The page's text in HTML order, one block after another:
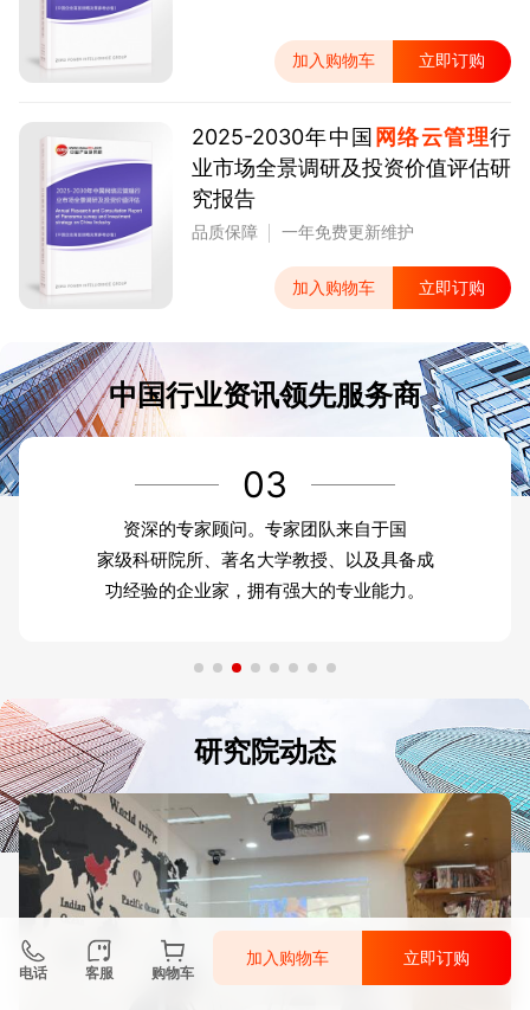
加入购物车 立即订购
2025-2030年中国网络云管理行
业市场全景调研及投资价值评估研
究报告
品质保障 一年免费更新维护
加入购物车 立即订购
中国行业资讯领先服务商
03
资深的专家顾问。专家团队来自于国
家级科研院所、著名大学教授、以及具备成
功经验的企业家，拥有强大的专业能力。
研究院动态
电话 客服 购物车
加入购物车 立即订购